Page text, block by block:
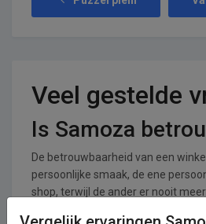
Veel gestelde
Is Samoza
De betrouwbaarheid van een
persoonlijke smaak, de ene
shop, terwijl de ander er nooit